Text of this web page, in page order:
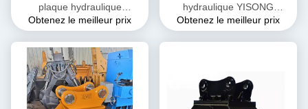
plaque hydraulique
réversible vibrant pour la
Obtenez le meilleur prix
hydraulique YISONG
Compacteur Vibro pour
Obtenez le meilleur prix